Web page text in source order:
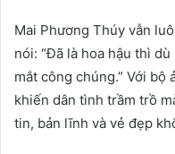
Mai Phương Thúy vẫn
nói: “Đã là hoa hậu thì
mắt công chúng.” Với bộ
khiến dân tình trầm trồ
tin, bản lĩnh và vẻ đẹp